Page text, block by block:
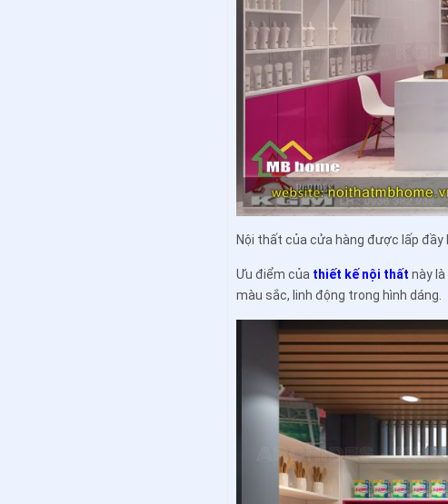
Nội thất của cửa hàng được lấp
Ưu điểm của thiết kế nội thất này
màu sắc, linh động trong hình dáng.